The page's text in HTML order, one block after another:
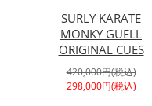
SURLY KARATE
MONKY GUELL
ORIGINAL CUES
420,000円(税込)
298,000円(税込)